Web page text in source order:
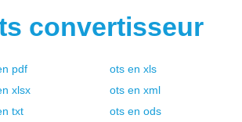
convertisseur
pdf ots en xls
xlsx ots en xml
txt ots en ods